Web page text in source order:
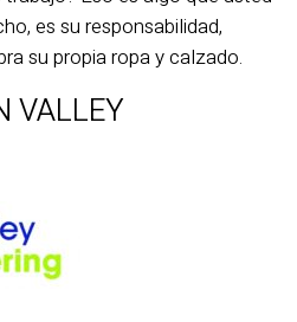
es su responsabilidad,
su propia ropa y calzado.
VALLEY